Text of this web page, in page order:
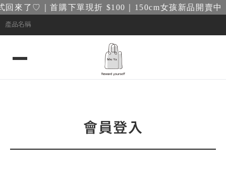
來了♡｜首購下單現折 $100｜150cm女孩新品開賣中
會員登入